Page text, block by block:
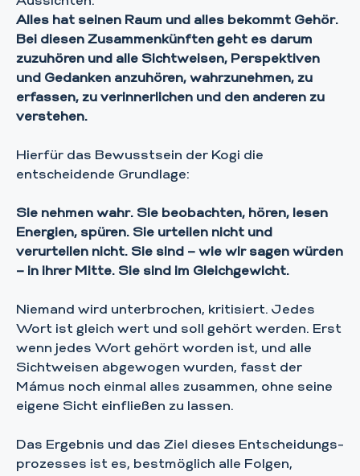
Alles hat seinen Raum und alles bekommt Gehör.
Bei diesen Zusammenkünften geht es darum
zuzuhören und alle Sichtweisen, Perspektiven
und Gedanken anzuhören, wahrzunehmen, zu
erfassen, zu verinnerlichen und den anderen zu
verstehen.
Hierfür das Bewusstsein der Kogi die
entscheidende Grundlage:
Sie nehmen wahr. Sie beobachten, hören, lesen
Energien, spüren. Sie urteilen nicht und
verurteilen nicht. Sie sind – wie wir sagen würden
– in ihrer Mitte. Sie sind im Gleichgewicht.
Niemand wird unterbrochen, kritisiert. Jedes
Wort ist gleich wert und soll gehört werden. Erst
wenn jedes Wort gehört worden ist, und alle
Sichtweisen abgewogen wurden, fasst der
Mámus noch einmal alles zusammen, ohne seine
eigene Sicht einfließen zu lassen.
Das Ergebnis und das Ziel dieses Entscheidungs-
prozesses ist es, bestmöglich alle Folgen,